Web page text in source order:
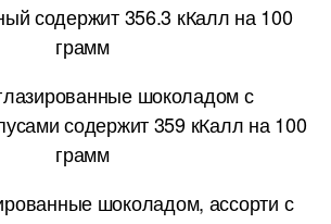
содержит 356.3 кКалл на 100
грамм
шоколадом с
содержит 359 кКалл на 100
грамм
шоколадом, ассорти с